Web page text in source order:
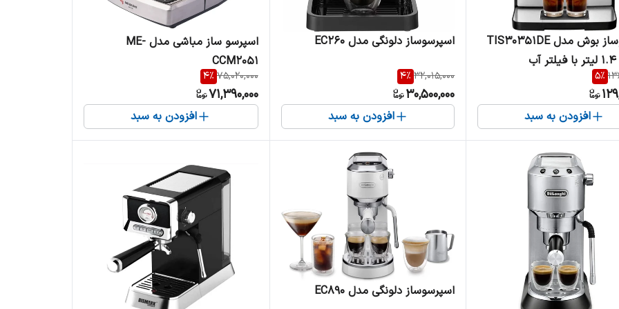
اسپرسوساز بوش مدل TIS30351DE
5%
افزودن به سبد
اسپرسوساز دلونگی مدل EC260
32,015,000
4%
30,500,000
افزودن به سبد
اسپرسو ساز مباشی مدل ME-
CCM2051
75,020,000
4%
71,390,000
افزودن به سبد
اسپرسوساز دلونگی مدل EC890